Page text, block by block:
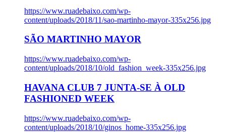
https://www.ruadebaixo.com/wp-
content/uploads/2018/11/sao-martinho-mayor-335x256.jpg
SÃO MARTINHO MAYOR
https://www.ruadebaixo.com/wp-
content/uploads/2018/10/old_fashion_week-335x256.jpg
HAVANA CLUB 7 JUNTA-SE À OLD
FASHIONED WEEK
https://www.ruadebaixo.com/wp-
content/uploads/2018/10/ginos_home-335x256.jpg